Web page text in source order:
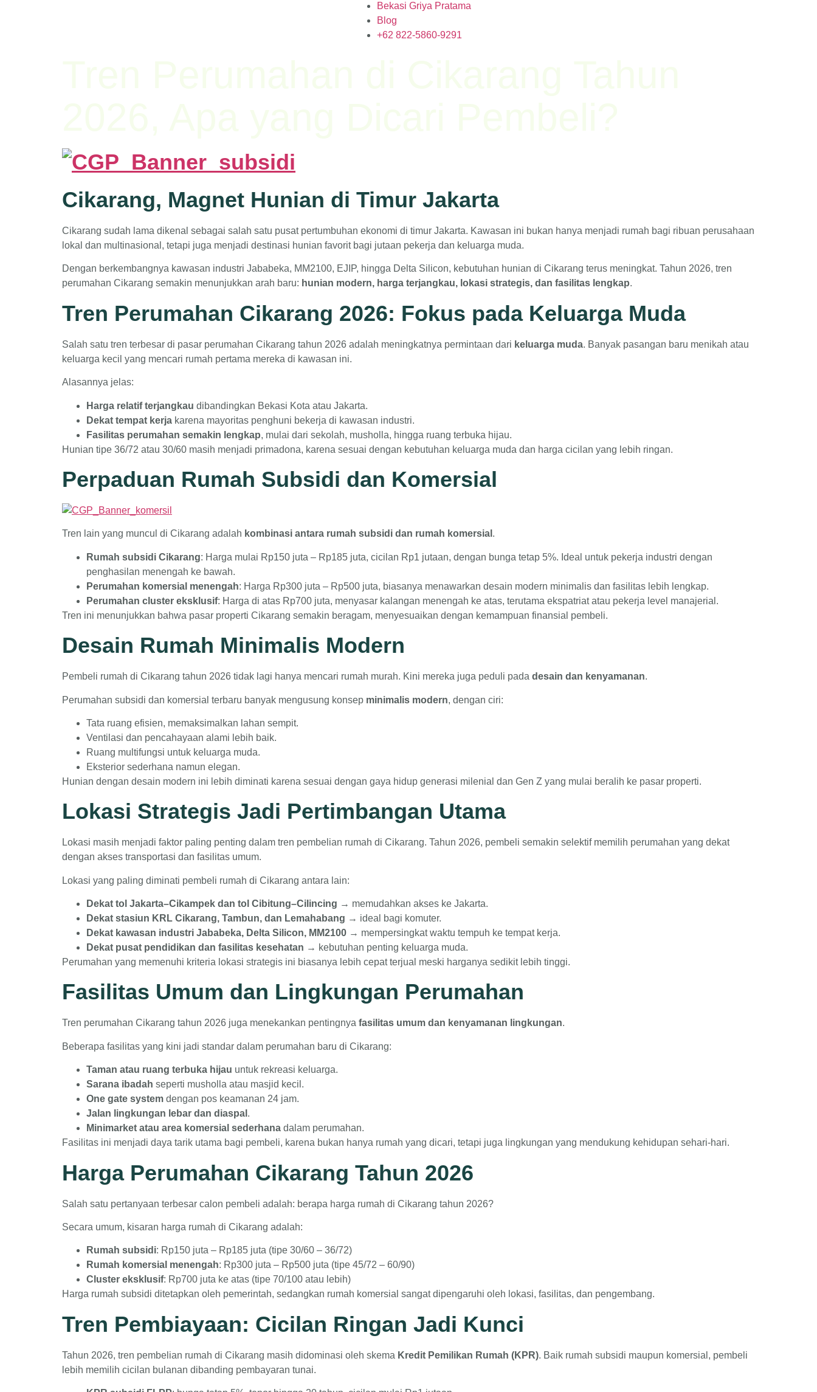
Bekasi Griya Pratama
Blog
‪+62 822‑5860‑9291‬
Cikarang, Magnet Hunian di Timur Jakarta
Cikarang sudah lama dikenal sebagai salah satu pusat pertumbuhan ekonomi di timur Jakarta. Kawasan ini bukan hanya menjadi rumah bagi ribuan perusahaan
lokal dan multinasional, tetapi juga menjadi destinasi hunian favorit bagi jutaan pekerja dan keluarga muda.
Dengan berkembangnya kawasan industri Jababeka, MM2100, EJIP, hingga Delta Silicon, kebutuhan hunian di Cikarang terus meningkat. Tahun 2026, tren
perumahan Cikarang semakin menunjukkan arah baru: hunian modern, harga terjangkau, lokasi strategis, dan fasilitas lengkap.
Tren Perumahan Cikarang 2026: Fokus pada Keluarga Muda
Salah satu tren terbesar di pasar perumahan Cikarang tahun 2026 adalah meningkatnya permintaan dari keluarga muda. Banyak pasangan baru menikah atau
keluarga kecil yang mencari rumah pertama mereka di kawasan ini.
Alasannya jelas:
Harga relatif terjangkau dibandingkan Bekasi Kota atau Jakarta.
Dekat tempat kerja karena mayoritas penghuni bekerja di kawasan industri.
Fasilitas perumahan semakin lengkap, mulai dari sekolah, musholla, hingga ruang terbuka hijau.
Hunian tipe 36/72 atau 30/60 masih menjadi primadona, karena sesuai dengan kebutuhan keluarga muda dan harga cicilan yang lebih ringan.
Perpaduan Rumah Subsidi dan Komersial
Tren lain yang muncul di Cikarang adalah kombinasi antara rumah subsidi dan rumah komersial .
Rumah subsidi Cikarang: Harga mulai Rp150 juta – Rp185 juta, cicilan Rp1 jutaan, dengan bunga tetap 5%. Ideal untuk pekerja industri dengan
penghasilan menengah ke bawah.
Perumahan komersial menengah: Harga Rp300 juta – Rp500 juta, biasanya menawarkan desain modern minimalis dan fasilitas lebih lengkap.
Perumahan cluster eksklusif: Harga di atas Rp700 juta, menyasar kalangan menengah ke atas, terutama ekspatriat atau pekerja level manajerial.
Tren ini menunjukkan bahwa pasar properti Cikarang semakin beragam, menyesuaikan dengan kemampuan finansial pembeli.
Desain Rumah Minimalis Modern
Pembeli rumah di Cikarang tahun 2026 tidak lagi hanya mencari rumah murah. Kini mereka juga peduli pada desain dan kenyamanan.
Perumahan subsidi dan komersial terbaru banyak mengusung konsep minimalis modern, dengan ciri:
Tata ruang efisien, memaksimalkan lahan sempit.
Ventilasi dan pencahayaan alami lebih baik.
Ruang multifungsi untuk keluarga muda.
Eksterior sederhana namun elegan.
Hunian dengan desain modern ini lebih diminati karena sesuai dengan gaya hidup generasi milenial dan Gen Z yang mulai beralih ke pasar properti.
Lokasi Strategis Jadi Pertimbangan Utama
Lokasi masih menjadi faktor paling penting dalam tren pembelian rumah di Cikarang. Tahun 2026, pembeli semakin selektif memilih perumahan yang dekat
dengan akses transportasi dan fasilitas umum.
Lokasi yang paling diminati pembeli rumah di Cikarang antara lain:
Dekat tol Jakarta–Cikampek dan tol Cibitung–Cilincing → memudahkan akses ke Jakarta.
Dekat stasiun KRL Cikarang, Tambun, dan Lemahabang → ideal bagi komuter.
Dekat kawasan industri Jababeka, Delta Silicon, MM2100 → mempersingkat waktu tempuh ke tempat kerja.
Dekat pusat pendidikan dan fasilitas kesehatan → kebutuhan penting keluarga muda.
Perumahan yang memenuhi kriteria lokasi strategis ini biasanya lebih cepat terjual meski harganya sedikit lebih tinggi.
Fasilitas Umum dan Lingkungan Perumahan
Tren perumahan Cikarang tahun 2026 juga menekankan pentingnya fasilitas umum dan kenyamanan lingkungan.
Beberapa fasilitas yang kini jadi standar dalam perumahan baru di Cikarang:
Taman atau ruang terbuka hijau untuk rekreasi keluarga.
Sarana ibadah seperti musholla atau masjid kecil.
One gate system dengan pos keamanan 24 jam.
Jalan lingkungan lebar dan diaspal .
Minimarket atau area komersial sederhana dalam perumahan.
Fasilitas ini menjadi daya tarik utama bagi pembeli, karena bukan hanya rumah yang dicari, tetapi juga lingkungan yang mendukung kehidupan sehari-hari.
Harga Perumahan Cikarang Tahun 2026
Salah satu pertanyaan terbesar calon pembeli adalah: berapa harga rumah di Cikarang tahun 2026?
Secara umum, kisaran harga rumah di Cikarang adalah:
Rumah subsidi: Rp150 juta – Rp185 juta (tipe 30/60 – 36/72)
Rumah komersial menengah: Rp300 juta – Rp500 juta (tipe 45/72 – 60/90)
Cluster eksklusif: Rp700 juta ke atas (tipe 70/100 atau lebih)
Harga rumah subsidi ditetapkan oleh pemerintah, sedangkan rumah komersial sangat dipengaruhi oleh lokasi, fasilitas, dan pengembang.
Tren Pembiayaan: Cicilan Ringan Jadi Kunci
Tahun 2026, tren pembelian rumah di Cikarang masih didominasi oleh skema Kredit Pemilikan Rumah (KPR). Baik rumah subsidi maupun komersial, pembeli
lebih memilih cicilan bulanan dibanding pembayaran tunai.